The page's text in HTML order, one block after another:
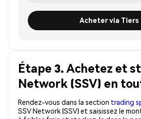
Acheter via Tiers
Étape 3. Achetez et
Network (SSV) en
Rendez-vous dans la section trading
SSV Network (SSV) et saisissez le